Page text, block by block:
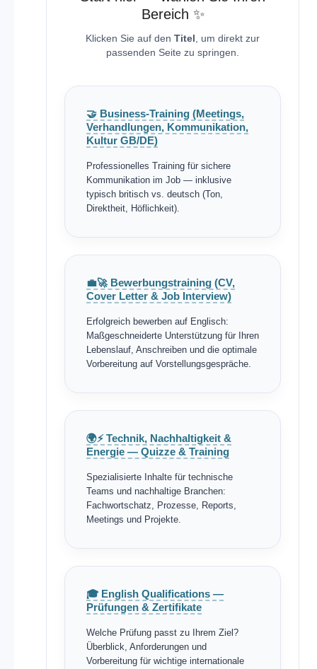
Bereich ✨
Klicken Sie auf den Titel , um direkt zur
passenden Seite zu springen.
🤝 Business-Training (Meetings,
Verhandlungen, Kommunikation,
Kultur GB/DE)
Professionelles Training für sichere
Kommunikation im Job — inklusive
typisch britisch vs. deutsch (Ton,
Direktheit, Höflichkeit).
💼🚀 Bewerbungstraining (CV,
Cover Letter & Job Interview)
Erfolgreich bewerben auf Englisch:
Maßgeschneiderte Unterstützung für Ihren
Lebenslauf, Anschreiben und die optimale
Vorbereitung auf Vorstellungsgespräche.
🌍⚡ Technik, Nachhaltigkeit &
Energie — Quizze & Training
Spezialisierte Inhalte für technische
Teams und nachhaltige Branchen:
Fachwortschatz, Prozesse, Reports,
Meetings und Projekte.
🎓 English Qualifications —
Prüfungen & Zertifikate
Welche Prüfung passt zu Ihrem Ziel?
Überblick, Anforderungen und
Vorbereitung für wichtige internationale